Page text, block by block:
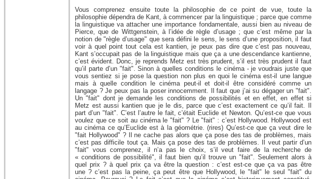
Vous comprenez ensuite toute la philosophie de ce point de vue, toute la
philosophie dépendra de Kant, à commencer par la linguistique ; parce que comme
la linguistique va attacher une importance fondamentale, aussi bien au niveau de
Pierce, que de Wittgenstein, à l’idée de règle d’usage ; que c’est même par la
notion de "règle d’usage" que sera défini le sens, le sens d’une proposition, il faut
voir à quel point tout cela est kantien, je peux pas dire que c’est pas nouveau,
Kant s’occupait pas de la linguistique mais que ça a une descendance kantienne,
c’est évident. Donc, je reprends Metz est très prudent, s’il est très prudent il faut
qu’il parte d’un "fait". Sinon à quelles conditions le cinéma - je voudrais juste que
vous sentiez si je pose la question non plus en quoi le cinéma est-il une langue
mais à quelle condition le cinéma peut-il et doit-il être considéré comme un
langage ? Je peux pas la poser innocemment. Il faut que j’ai su dégager un "fait".
Un "fait" dont je demande les conditions de possibilités et en effet, en effet si
Metz est aussi kantien que je le dis, parce que c’est exactement ce qu’il fait. Il
part d’un "fait". C’est l’autre le fait, c’était Euclide et Newton. Qu’est-ce que vous
voulez que ce soit au cinéma le "fait" ? Le "fait" : c’est Hollywood. Hollywood est
au cinéma ce qu’Euclide est à la géométrie. (rires) Qu’est-ce que ça veut dire le
"fait Hollywood" ? Il ne cache pas alors que ça pose des tas de problèmes, mais
c’est pas difficile tout ça. Mais ça pose des tas de problèmes. Il veut partir d’un
"fait" vous comprenez, il n’a pas le choix, s’il veut faire de la recherche de
« conditions de possibilité", il faut bien qu’il trouve un "fait". Seulement alors à
quel prix ? à quel prix ça va être la question : c’est est-ce que ça va pas être
une ? c’est pas la peine, ça peut être que Hollywood, le "fait" le seul "fait" du